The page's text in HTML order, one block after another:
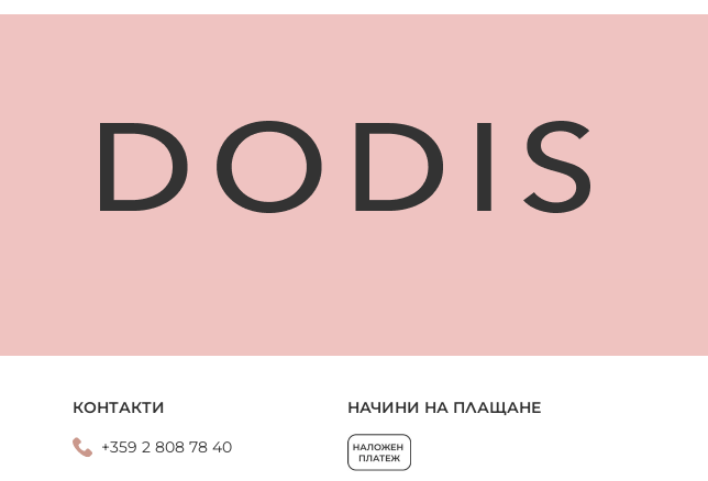
КОНТАКТИ
+359 2 808 78 40
НАЧИНИ НА ПЛАЩАНЕ